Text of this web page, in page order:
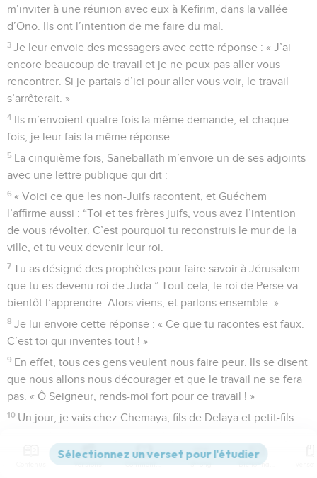
m’inviter à une réunion avec eux à Kefirim, dans la vallée
d’Ono. Ils ont l’intention de me faire du mal.
3 Je leur envoie des messagers avec cette réponse : « J’ai
encore beaucoup de travail et je ne peux pas aller vous
rencontrer. Si je partais d’ici pour aller vous voir, le travail
s’arrêterait. »
4 Ils m’envoient quatre fois la même demande, et chaque
fois, je leur fais la même réponse.
5 La cinquième fois, Saneballath m’envoie un de ses adjoints
avec une lettre publique qui dit :
6 « Voici ce que les non-Juifs racontent, et Guéchem
l’affirme aussi : “Toi et tes frères juifs, vous avez l’intention
de vous révolter. C’est pourquoi tu reconstruis le mur de la
ville, et tu veux devenir leur roi.
7 Tu as désigné des prophètes pour faire savoir à Jérusalem
que tu es devenu roi de Juda.” Tout cela, le roi de Perse va
bientôt l’apprendre. Alors viens, et parlons ensemble. »
8 Je lui envoie cette réponse : « Ce que tu racontes est faux.
C’est toi qui inventes tout ! »
9 En effet, tous ces gens veulent nous faire peur. Ils se disent
que nous allons nous décourager et que le travail ne se fera
pas. « Ô Seigneur, rends-moi fort pour ce travail ! »
10 Un jour, je vais chez Chemaya, fils de Delaya et petit-fils
« Allons ensemble au temple de Dieu, dans le lieu saint.
Fermons les portes, parce que tes ennemis vont venir te tuer
Versions Commentaires Strong